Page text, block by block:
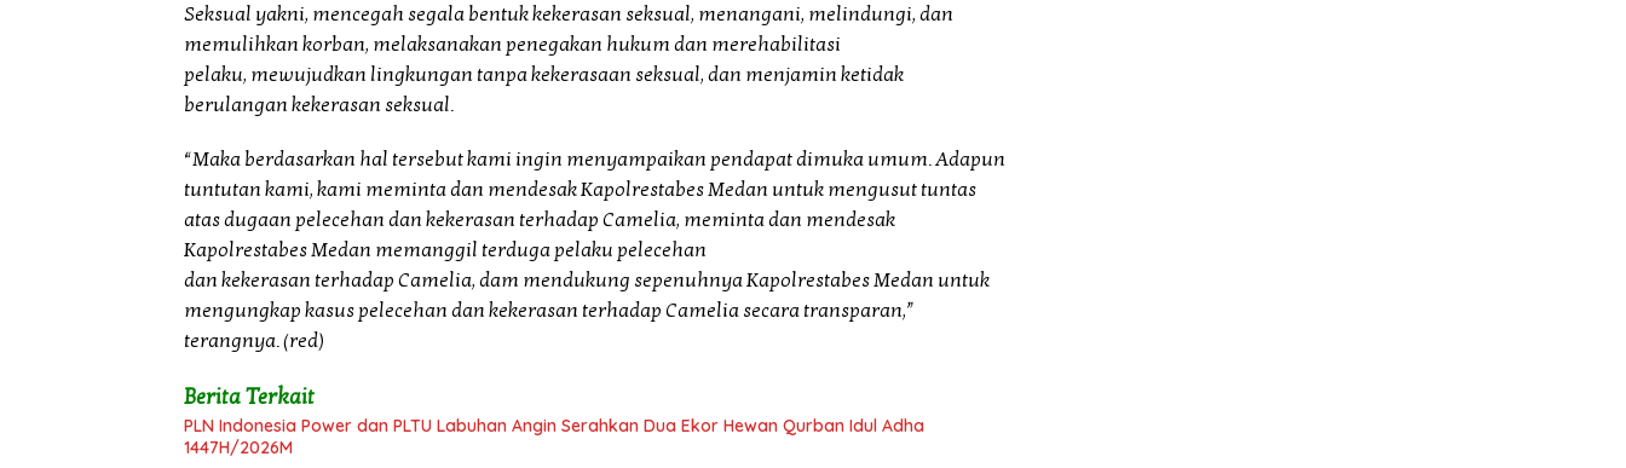
Seksual yakni, mencegah segala bentuk kekerasan seksual, menangani, melindungi, dan
memulihkan korban, melaksanakan penegakan hukum dan merehabilitasi
pelaku, mewujudkan lingkungan tanpa kekerasaan seksual, dan menjamin ketidak
berulangan kekerasan seksual.
“Maka berdasarkan hal tersebut kami ingin menyampaikan pendapat dimuka umum. Adapun
tuntutan kami, kami meminta dan mendesak Kapolrestabes Medan untuk mengusut tuntas
atas dugaan pelecehan dan kekerasan terhadap Camelia, meminta dan mendesak
Kapolrestabes Medan memanggil terduga pelaku pelecehan
dan kekerasan terhadap Camelia, dam mendukung sepenuhnya Kapolrestabes Medan untuk
mengungkap kasus pelecehan dan kekerasan terhadap Camelia secara transparan,”
terangnya. (red)
Berita Terkait
PLN Indonesia Power dan PLTU Labuhan Angin Serahkan Dua Ekor Hewan Qurban Idul Adha
1447H/2026M